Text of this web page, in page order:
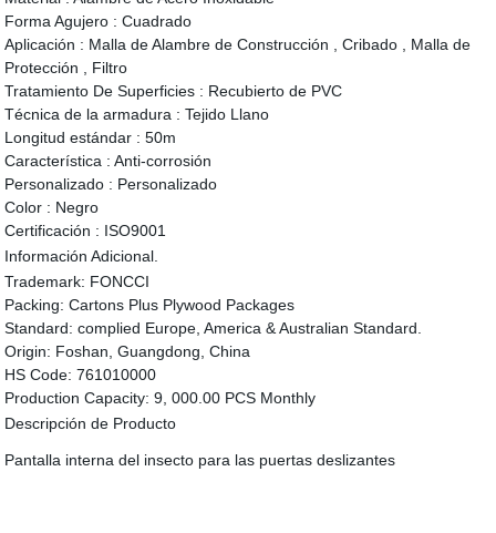
Forma Agujero : Cuadrado
Aplicación : Malla de Alambre de Construcción , Cribado , Malla de
Protección , Filtro
Tratamiento De Superficies : Recubierto de PVC
Técnica de la armadura : Tejido Llano
Longitud estándar : 50m
Característica : Anti-corrosión
Personalizado : Personalizado
Color : Negro
Certificación : ISO9001
Información Adicional.
Trademark: FONCCI
Packing: Cartons Plus Plywood Packages
Standard: complied Europe, America & Australian Standard.
Origin: Foshan, Guangdong, China
HS Code: 761010000
Production Capacity: 9, 000.00 PCS Monthly
Descripción de Producto
Pantalla interna del insecto para las puertas deslizantes